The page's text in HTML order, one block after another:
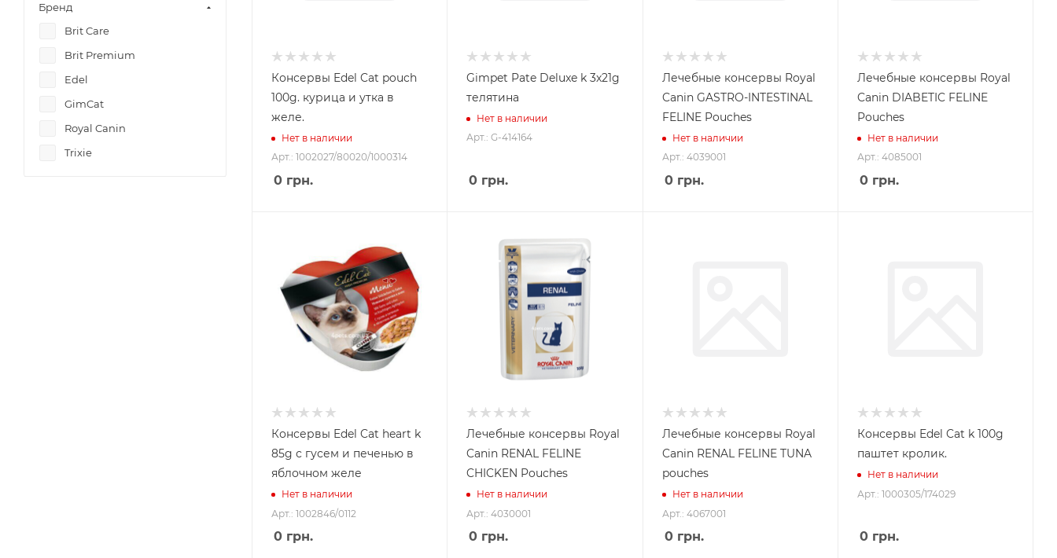
Консервы Edel Cat pouch
100g. курица и утка в
желе.
Нет в наличии
Арт.: 1002027/80020/1000314
0 грн.
Gimpet Pate Deluxe k 3х21g
телятина
Нет в наличии
Арт.: G-414164
0 грн.
Лечебные консервы Royal
Canin GASTRO-INTESTINAL
FELINE Pouches
Нет в наличии
Арт.: 4039001
0грн.
Лечебные консервы Royal
Canin DIABETIC FELINE
Pouches
Нет в наличии
Арт.: 4085001
0грн.
Консервы Edel Cat heart k
85g с гусем и печенью в
яблочном желе
Нет в наличии
Арт.: 1002846/0112
0 грн.
Лечебные консервы Royal
Canin RENAL FELINE
CHICKEN Pouches
Нет в наличии
Арт.: 4030001
0 грн.
Лечебные консервы Royal
Canin RENAL FELINE TUNA
pouches
Нет в наличии
Арт.: 4067001
0грн.
Консервы Edel Cat k 100g
паштет кролик.
Нет в наличии
Арт.: 1000305/174029
0грн.
Бренд
Brit Care
Brit Premium
Edel
GimCat
Royal Canin
Trixie